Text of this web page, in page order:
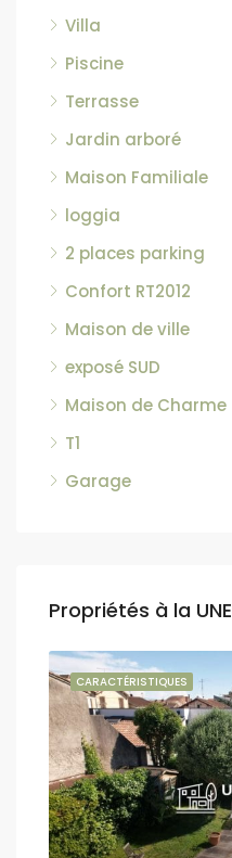
Villa
Piscine
Terrasse
Jardin arboré
Maison Familiale
loggia
2 places parking
Confort RT2012
Maison de ville
exposé SUD
Maison de Charme
T1
Garage
Propriétés à la UNE
CARACTÉRISTIQUES